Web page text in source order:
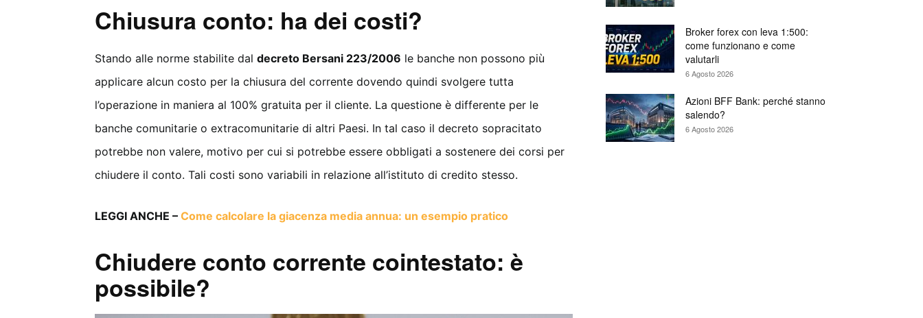
Chiusura conto: ha dei costi?
Stando alle norme stabilite dal decreto Bersani 223/2006 le banche non possono più
applicare alcun costo per la chiusura del corrente dovendo quindi svolgere tutta
l’operazione in maniera al 100% gratuita per il cliente. La questione è differente per le
banche comunitarie o extracomunitarie di altri Paesi. In tal caso il decreto sopracitato
potrebbe non valere, motivo per cui si potrebbe essere obbligati a sostenere dei corsi per
chiudere il conto. Tali costi sono variabili in relazione all’istituto di credito stesso.
LEGGI ANCHE – Come calcolare la giacenza media annua: un esempio pratico
Chiudere conto corrente cointestato: è
possibile?
Broker forex con leva 1:500:
come funzionano e come
valutarli
6 Agosto 2026
Azioni BFF Bank: perché stanno
salendo?
6 Agosto 2026